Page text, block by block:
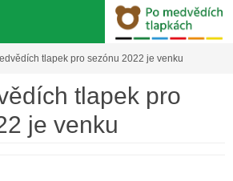
tlapek pro sezónu 2022 je venku
tlapek pro
je venku